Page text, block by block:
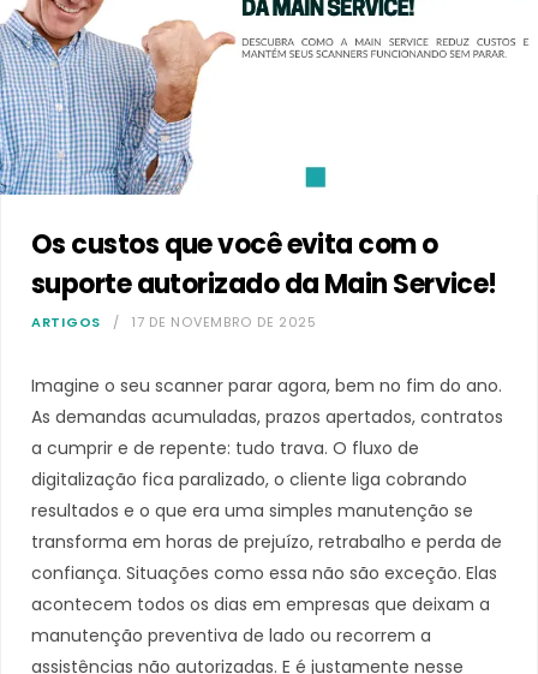
Os custos que você evita com o
suporte autorizado da Main Service!
ARTIGOS 17 DE NOVEMBRO DE 2025
Imagine o seu scanner parar agora, bem no fim do ano.
As demandas acumuladas, prazos apertados, contratos
a cumprir e de repente: tudo trava. O fluxo de
digitalização fica paralizado, o cliente liga cobrando
resultados e o que era uma simples manutenção se
transforma em horas de prejuízo, retrabalho e perda de
confiança. Situações como essa não são exceção. Elas
acontecem todos os dias em empresas que deixam a
manutenção preventiva de lado ou recorrem a
assistências não autorizadas. E é justamente nesse